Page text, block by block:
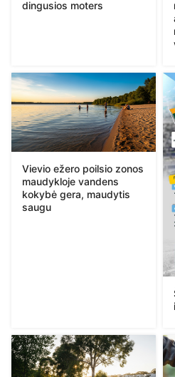
dingusios moters
Vievio ežero poilsio zonos
maudykloje vandens
kokybė gera, maudytis
saugu